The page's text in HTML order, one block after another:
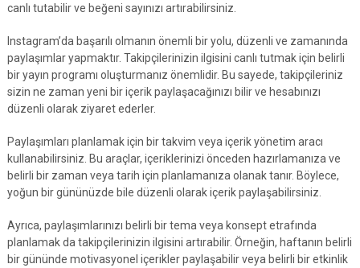
canlı tutabilir ve beğeni sayınızı artırabilirsiniz.
Instagram’da başarılı olmanın önemli bir yolu, düzenli ve zamanında
paylaşımlar yapmaktır. Takipçilerinizin ilgisini canlı tutmak için belirli
bir yayın programı oluşturmanız önemlidir. Bu sayede, takipçileriniz
sizin ne zaman yeni bir içerik paylaşacağınızı bilir ve hesabınızı
düzenli olarak ziyaret ederler.
Paylaşımları planlamak için bir takvim veya içerik yönetim aracı
kullanabilirsiniz. Bu araçlar, içeriklerinizi önceden hazırlamanıza ve
belirli bir zaman veya tarih için planlamanıza olanak tanır. Böylece,
yoğun bir gününüzde bile düzenli olarak içerik paylaşabilirsiniz.
Ayrıca, paylaşımlarınızı belirli bir tema veya konsept etrafında
planlamak da takipçilerinizin ilgisini artırabilir. Örneğin, haftanın belirli
bir gününde motivasyonel içerikler paylaşabilir veya belirli bir etkinlik